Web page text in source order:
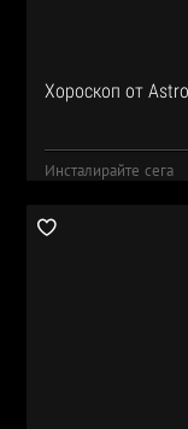
Хороскоп от
Инсталирайте сега